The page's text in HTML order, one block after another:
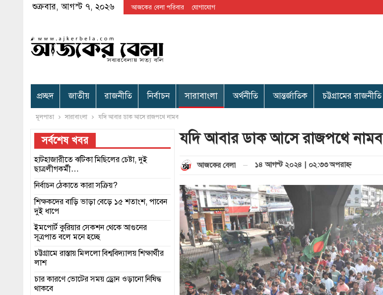
শুক্রবার, আগস্ট ৭, ২০২৬ আজকের বেলা পরিবার যোগাযোগ
প্রচ্ছদ জাতীয় রাজনীতি নির্বাচন সারাবাংলা অর্থনীতি আন্তর্জাতিক চট্টগ্রামের রাজনীতি
মূলপাতা সারাবাংলা যদি আবার ডাক আসে রাজপথে নামব
যদি আবার ডাক আসে রাজপথে নামব
আজকের বেলা ১৪ আগস্ট ২০২৪ | ০২:৩৩ অপরাহ্ণ
সর্বশেষ খবর
হাটহাজারীতে ঝটিকা মিছিলের চেষ্টা, দুই
ছাত্রলীগকর্মী…
নির্বাচন ঠেকাতে কারা সক্রিয়?
শিক্ষকদের বাড়ি ভাড়া বেড়ে ১৫ শতাংশ, পাবেন
দুই ধাপে
ইমপোর্ট কুরিয়ার সেকশন থেকে আগুনের
সূত্রপাত বলে মনে হচ্ছে
চট্টগ্রামে রাস্তায় মিললো বিশ্ববিদ্যালয় শিক্ষার্থীর
লাশ
চার কারণে ভোটের সময় ড্রোন ওড়ানো নিষিদ্ধ
থাকবে